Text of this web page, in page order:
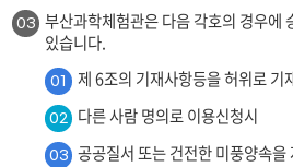
03
부산과학체험관은 다음 각호의 경우에
있습니다.
01 제 6조의 기재사항등을 허위로 기
02 다른 사람 명의로 이용신청시
03 공공질서 또는 건전한 미풍양속